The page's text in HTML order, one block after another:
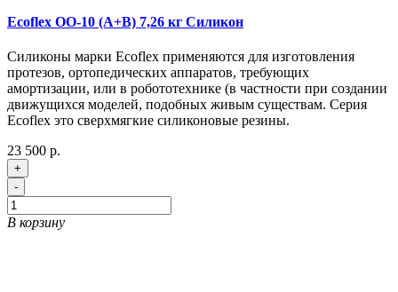
Ecoflex OO-10 (A+B) 7,26 кг Силикон
Силиконы марки Ecoflex применяются для изготовления
протезов, ортопедических аппаратов, требующих
амортизации, или в робототехнике (в частности при создании
движущихся моделей, подобных живым существам. Серия
Ecoflex это сверхмягкие силиконовые резины.
23 500 р.
+
-
В корзину